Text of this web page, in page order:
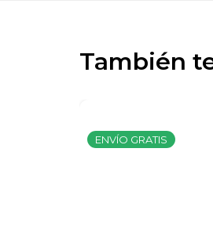
También
ENVÍO GRATIS